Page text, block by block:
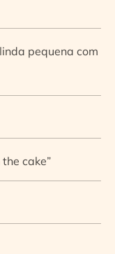
pequena com
cake”